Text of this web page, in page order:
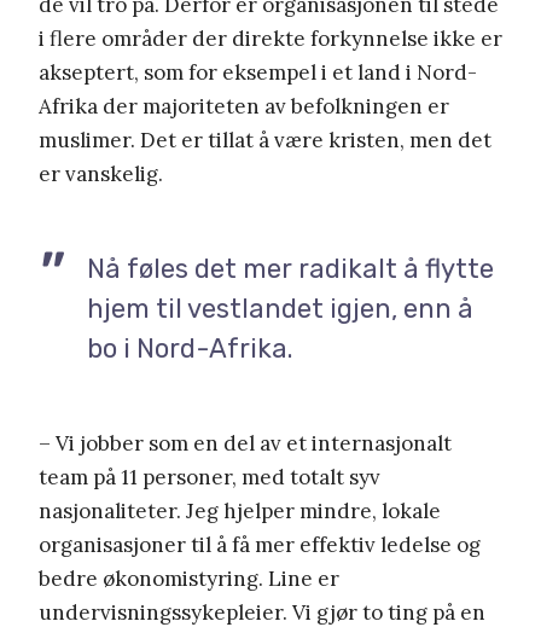
i flere områder der direkte forkynnelse ikke er
akseptert, som for eksempel i et land i Nord-
Afrika der majoriteten av befolkningen er
muslimer. Det er tillat å være kristen, men det
er vanskelig.
Nå føles det mer radikalt å flytte
hjem til vestlandet igjen, enn å
bo i Nord-Afrika.
– Vi jobber som en del av et internasjonalt
team på 11 personer, med totalt syv
nasjonaliteter. Jeg hjelper mindre, lokale
organisasjoner til å få mer effektiv ledelse og
bedre økonomistyring. Line er
undervisningssykepleier. Vi gjør to ting på en